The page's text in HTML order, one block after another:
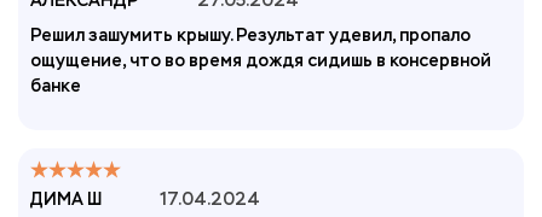
Решил зашумить крышу. Результат удевил, пропало
ощущение, что во время дождя сидишь в консервной
банке
ДИМА Ш 17.04.2024